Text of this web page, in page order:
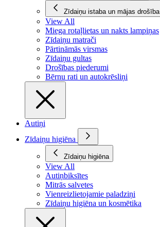
Zīdaiņu istaba un mājas drošība
View All
Miega rotaļlietas un nakts lampiņas
Zīdaiņu matrači
Pārtināmās virsmas
Zīdaiņu gultas
Drošības piederumi
Bērnu rati un autokrēsliņi
Autiņi
Zīdaiņu higiēna
Zīdaiņu higiēna
View All
Autiņbiksītes
Mitrās salvetes
Vienreizlietojamie paladziņi
Zīdaiņu higiēna un kosmētika